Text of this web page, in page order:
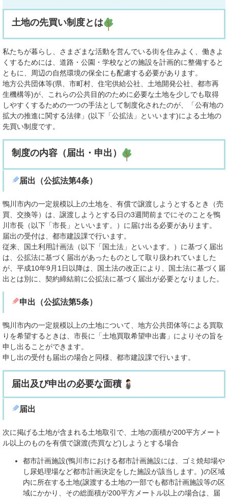
土地の先買い制度とは
私たちが暮らし、さまざまな活動を営んでいる街を住みよく、働きよ
くするためには、道路・公園・学校などの施設を計画的に整備すると
ともに、周辺の自然環境の保全にも配慮する必要があります。
地方公共団体等(県、市町村、住宅供給公社、土地開発公社、都市再
生機構等)が、これらの公共目的のために必要な土地を少しでも取得
しやすくするための一つの手法として制度化されたのが、「公有地の
拡大の推進に関する法律」(以下「公拡法」といいます)による土地の
先買い制度です。
制度の内容（届出・申出）
届出（公拡法第4条）
鴨川市内の一定規模以上の土地を、有償で譲渡しようとするとき（売
買、交換等）は、譲渡しようとする日の3週間前までにそのことを鴨
川市長（以下「市長」といいます。）に届け出る必要があります。
届出の受付は、都市建設課で行います。
従来、国土利用計画法（以下「国土法」といいます。）に基づく届出
は、公拡法に基づく届出があったものとして取り扱われていました
が、平成10年9月1日以降は、国土法の改正により、国土法に基づく届
出とは別に、契約締結前に公拡法に基づく届出が必要となりました。
申出（公拡法第5条）
鴨川市内の一定規模以上の土地について、地方公共団体等による買取
りを希望するときは、市長に「土地買取希望申出書」によりその旨を
申し出ることができます。
申し出の受付も届出の場合と同様、都市建設課で行います。
届出及び申出の必要な面積
届出
次に掲げる土地が含まれる土地取引で、土地の面積が200平方メート
ル以上のものを有償で譲渡(売買など)しようとする場合
都市計画施設(鴨川市における都市計画施設には、ゴミ焼却場や
し尿処理場など都市計画決定をした施設が該当します。)の区域
内に所在する土地(譲渡する土地の一部でも都市計画施設等の区
域にかかり、その総面積が200平方メートル以上の場合は、届